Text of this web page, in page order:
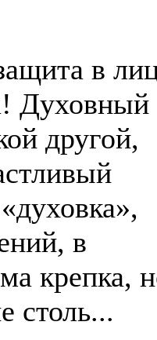
в
Духовный
другой,
в
крепка,
столь...